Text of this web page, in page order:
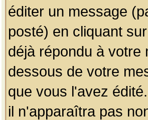
éditer un message
posté) en cliquant
déjà répondu à votre
dessous de votre
que vous l'avez
il n'apparaîtra pas